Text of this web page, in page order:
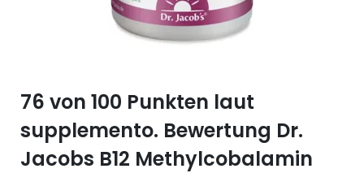
Vitamin Q (Q10)
76 von 100 Punkten laut
supplemento. Bewertung Dr.
Jacobs B12 Methylcobalamin